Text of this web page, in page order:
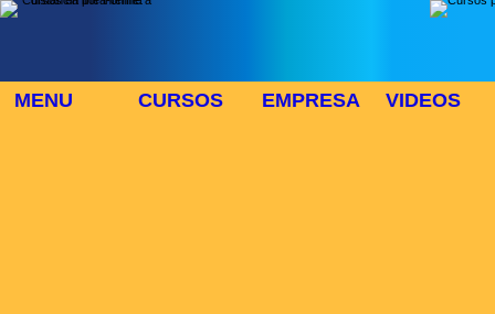
MENU CURSOS EMPRESA VIDEOS